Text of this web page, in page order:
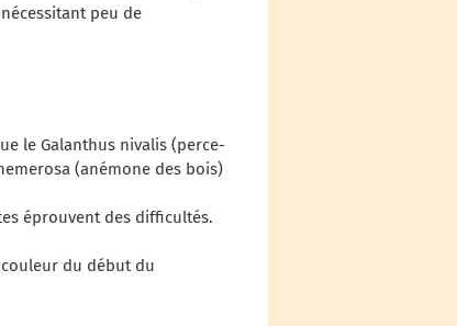
peu de
le Galanthus nivalis (perce-
(anémone des bois)
éprouvent des difficultés.
du début du